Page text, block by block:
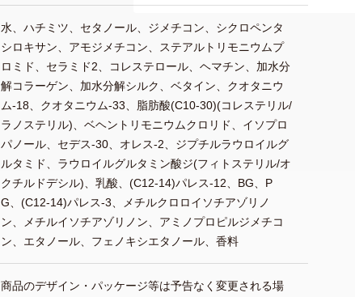
水、ハチミツ、セタノール、ジメチコン、シクロペンタ
シロキサン、アモジメチコン、ステアルトリモニウムプ
ロミド、セラミド2、コレステロール、ヘマチン、加水分
解コラーゲン、加水分解シルク、ベタイン、クオタニウ
ム-18、クオタニウム-33、脂肪酸(C10-30)(コレステリル/
ラノステリル)、ベヘントリモニウムクロリド、イソプロ
パノール、セデス-30、オレス-2、ジプチルラウロイルグ
ルタミド、ラウロイルグルタミン酸ジ(フィトステリル/オ
クチルドデシル)、乳酸、(C12-14)パレス-12、BG、P
G、(C12-14)パレス-3、メチルクロロイソチアゾリノ
ン、メチルイソチアゾリノン、アミノプロピルジメチコ
ン、エタノール、フェノキシエタノール、香料
商品のデザイン・パッケージ等は予告なく変更される場